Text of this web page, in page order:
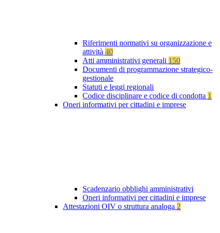
Riferimenti normativi su organizzazione e
attività 40
Atti amministrativi generali 150
Documenti di programmazione strategico-
gestionale
Statuti e leggi regionali
Codice disciplinare e codice di condotta 1
Oneri informativi per cittadini e imprese
Scadenzario obblighi amministrativi
Oneri informativi per cittadini e imprese
Attestazioni OIV o struttura analoga 2